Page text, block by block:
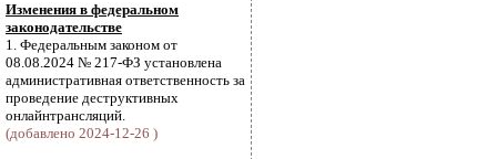
Изменения в федеральном
законодательстве
1. Федеральным законом от
08.08.2024 № 217-ФЗ установлена
административная ответственность за
проведение деструктивных
онлайнтрансляций.
(добавлено 2024-12-26 )